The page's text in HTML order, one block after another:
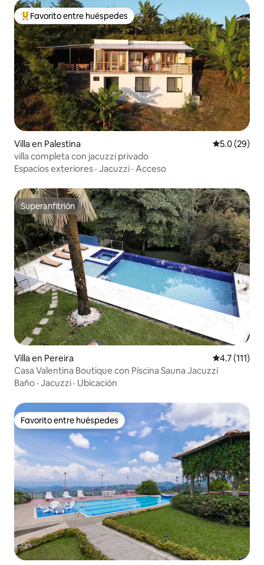
De los mejores en Favorito entre huéspedes
Favorito entre huéspedes
Villa en Palestina Calificación
5.0 (29)
villa completa con jacuzzi privado
Espacios exteriores · Jacuzzi · Acceso
Superanfitrión
Superanfitrión
Villa en Pereira Calificación
4.7 (111)
Casa Valentina Boutique con Piscina Sauna Jacuzzi
Baño · Jacuzzi · Ubicación
Favorito entre huéspedes
Favorito entre huéspedes